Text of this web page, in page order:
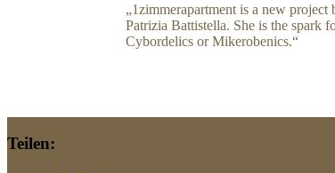
1zimmerapartment is a new
Patrizia Battistella. She is the spark
Cybordelics or Mikerobenics.
Teilen: